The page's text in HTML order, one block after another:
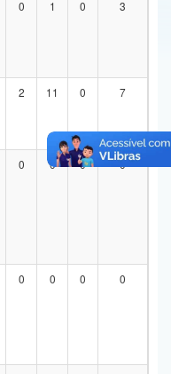
0 1 0 3
2 11 0 7
0 0 0 0
0 0 0 0